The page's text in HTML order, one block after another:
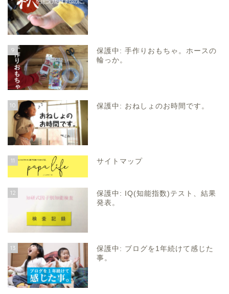
9
保護中: 手作りおもちゃ。ホースの
輪っか。
10 保護中: おねしょのお時間です。
11 サイトマップ
12
保護中: IQ(知能指数)テスト、結果
発表。
13
保護中: ブログを1年続けて感じた
事。